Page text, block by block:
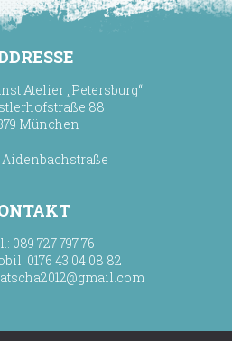
Atelier „Petersburg“
88
München
Aidenbachstraße
089 727 797 76
0176 43 04 08 82